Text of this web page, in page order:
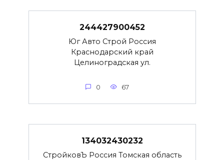
244427900452
Юг Авто Строй Россия
Краснодарский край
Целиноградская ул.
0 67
134032430232
СтройковЪ Россия Томская область